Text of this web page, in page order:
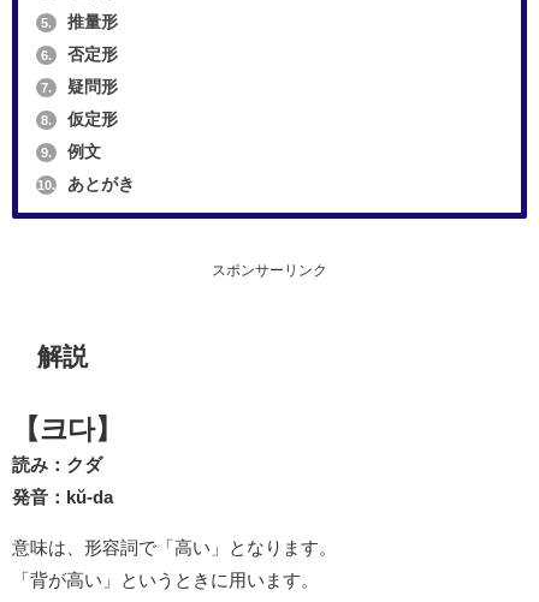
5. 推量形
6. 否定形
7. 疑問形
8. 仮定形
9. 例文
10. あとがき
スポンサーリンク
解説
【크다】
読み：クダ
発音：kŭ-da
意味は、形容詞で「高い」となります。
「背が高い」というときに用います。